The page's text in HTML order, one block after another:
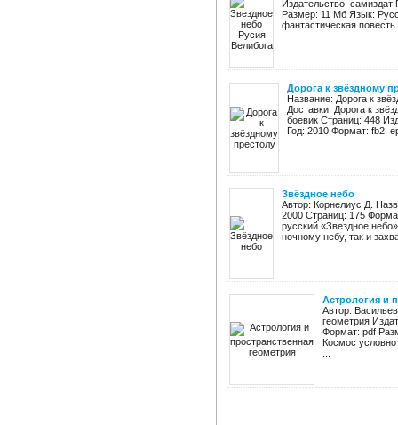
Издательство:
Размер: 11 Мб Язык:
фантастическая
Дорога к звёздному
Название: Дорога к
Доставки: Дорога к
боевик Страниц: 448
Год: 2010 Формат: fb2,
Звёздное небо
Автор: Корнелиус Д.
2000 Страниц: 175
русский «Звездное
ночному небу, так и
Астрология и
Автор:
геометрия
Формат: pdf
Космос